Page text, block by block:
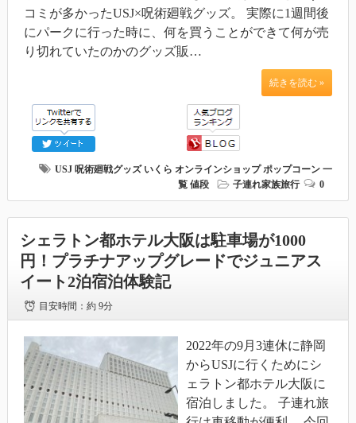
コミが多かったUSJ×呪術廻戦グッズ。 実際に1週間後
にパークに行った時に、何を買うことができて何が売
り切れていたのかのグッズ販…
続きを読む »
USJ 呪術廻戦グッズ いくら オンラインショップ ポップコーン 一
覧 値段 子連れ家族旅行 0
シェラトン都ホテル大阪は駐車場が1000
円！プラチナアップグレードでジュニアス
イート2泊宿泊体験記
目安時間：約 9分
2022年の9月3連休に静岡
からUSJに行くためにシ
ェラトン都ホテル大阪に
宿泊しました。 子連れ旅